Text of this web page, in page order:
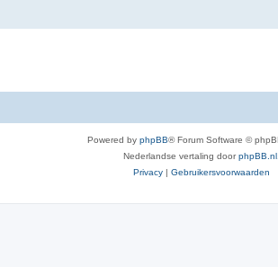
Powered by phpBB® Forum Software ©
Nederlandse vertaling doorphpBB.nl
Privacy | Gebruikersvoorwaarden